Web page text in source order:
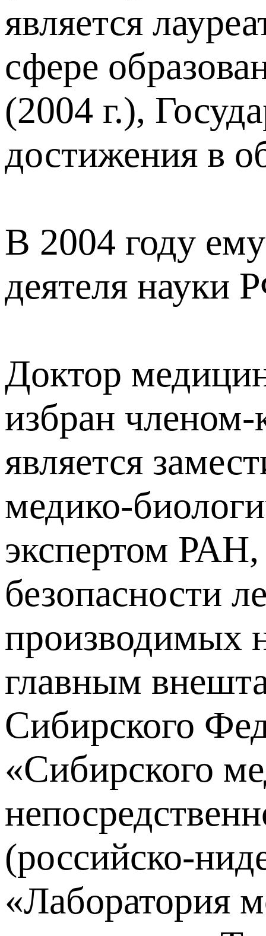
является
сфере
(2004 г.),
достижения в
В 2004 году
деятеля науки
Доктор
избран
является
медико-
экспертом
безопасности
производимых
главным
Сибирского
«Сибирского
(российско-
«Лаборатория